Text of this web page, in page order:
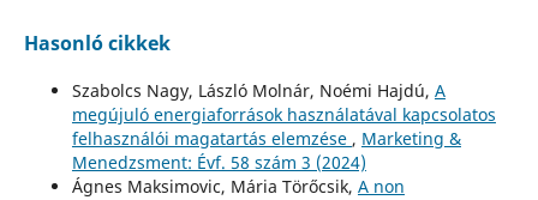
Hasonló cikkek
Szabolcs Nagy, László Molnár, Noémi Hajdú, A
megújuló energiaforrások használatával kapcsolatos
felhasználói magatartás elemzése , Marketing &
Menedzsment: Évf. 58 szám 3 (2024)
Ágnes Maksimovic, Mária Törőcsik, A non